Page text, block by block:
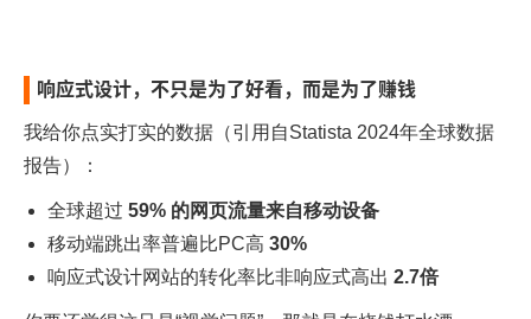
响应式设计，不只是为了好看，而是为了赚钱
我给你点实打实的数据（引用自Statista 2024年全球数据
报告）：
全球超过 59% 的网页流量来自移动设备
移动端跳出率普遍比PC高 30%
响应式设计网站的转化率比非响应式高出 2.7倍